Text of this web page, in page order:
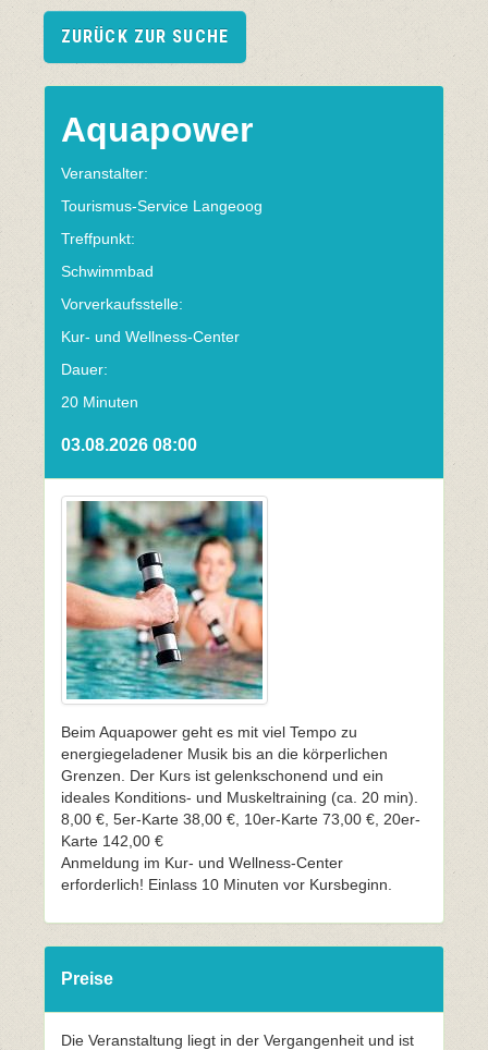
ZURÜCK ZUR SUCHE
Aquapower
Veranstalter:
Tourismus-Service Langeoog
Treffpunkt:
Schwimmbad
Vorverkaufsstelle:
Kur- und Wellness-Center
Dauer:
20 Minuten
03.08.2026 08:00
Beim Aquapower geht es mit viel Tempo zu
energiegeladener Musik bis an die körperlichen
Grenzen. Der Kurs ist gelenkschonend und ein
ideales Konditions- und Muskeltraining (ca. 20 min).
8,00 €, 5er-Karte 38,00 €, 10er-Karte 73,00 €, 20er-
Karte 142,00 €
Anmeldung im Kur- und Wellness-Center
erforderlich! Einlass 10 Minuten vor Kursbeginn.
Preise
Die Veranstaltung liegt in der Vergangenheit und ist